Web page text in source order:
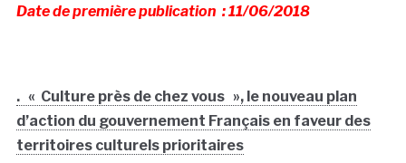
Date de première publication : 11/06/2018
. « Culture près de chez vous », le nouveau plan
d’action du gouvernement Français en faveur des
territoires culturels prioritaires